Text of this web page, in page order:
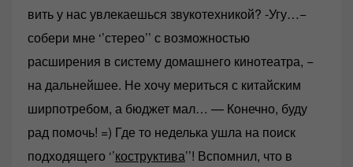
вить у нас увлекаешься звукотехникой? -Угу…−
собери мне ‘’стереo’’ с возможностью
расширения в систему домашнего кинотеатра, −
на дальнейшее. Не хочу мериться с китайским
ширпотребом, а бюджет мал… — Конечно, буду
рад помочь! =) Где то неделька ушла на поиск
подходящего ‘’коструктива’’! Вспомнил, что в